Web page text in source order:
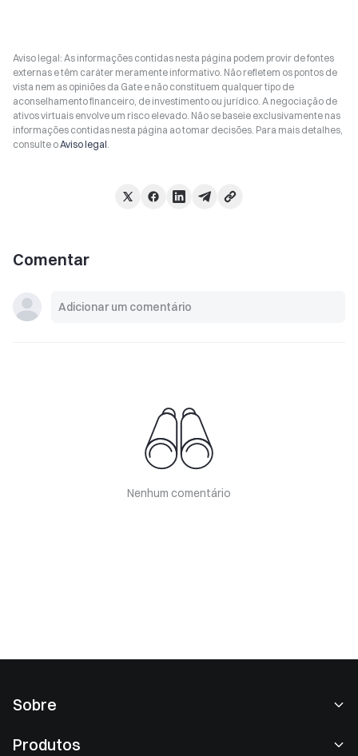
Aviso legal: As informações contidas nesta página podem provir de fontes
externas e têm caráter meramente informativo. Não refletem os pontos de
vista nem as opiniões da Gate e não constituem qualquer tipo de
aconselhamento financeiro, de investimento ou jurídico. A negociação de
ativos virtuais envolve um risco elevado. Não se baseie exclusivamente nas
informações contidas nesta página ao tomar decisões. Para mais detalhes,
consulte oAviso legal.
Comentar
Nenhum comentário
Sobre
Produtos